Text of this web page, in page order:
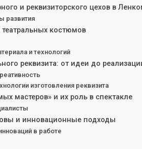
и реквизиторского цехов в
развития
костюмов
и технологий
реквизита: от идеи до
изготовления реквизита
мастеров» и их роль в спектакле
и инновационные подходы
в работе